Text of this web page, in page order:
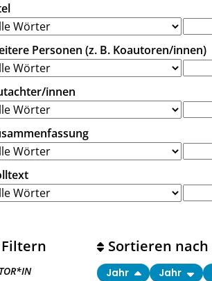
Personen (z. B. Koautoren/innen)
innen
Filtern Sortieren nach
Jahr Jahr